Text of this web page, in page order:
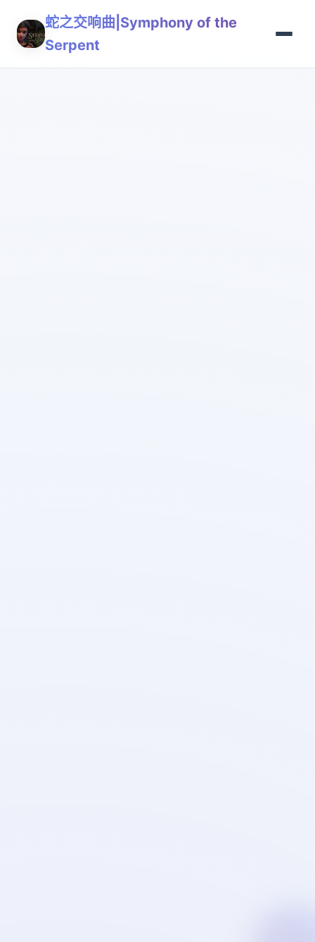
蛇之交响曲|Symphony of the
Serpent